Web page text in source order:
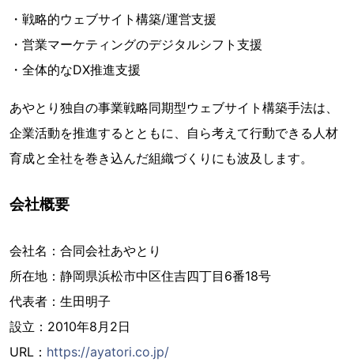
・戦略的ウェブサイト構築/運営支援
・営業マーケティングのデジタルシフト支援
・全体的なDX推進支援
あやとり独自の事業戦略同期型ウェブサイト構築手法は、
企業活動を推進するとともに、自ら考えて行動できる人材
育成と全社を巻き込んだ組織づくりにも波及します。
会社概要
会社名：合同会社あやとり
所在地：静岡県浜松市中区住吉四丁目6番18号
代表者：生田明子
設立：2010年8月2日
URL： https://ayatori.co.jp/